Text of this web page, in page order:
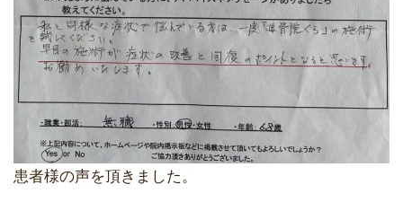
患者様の声を頂きました。